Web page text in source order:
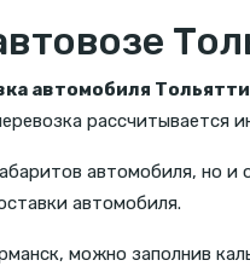
автомобиля
рассчитывается
автомобиля, но и
автомобиля.
можно заполнив